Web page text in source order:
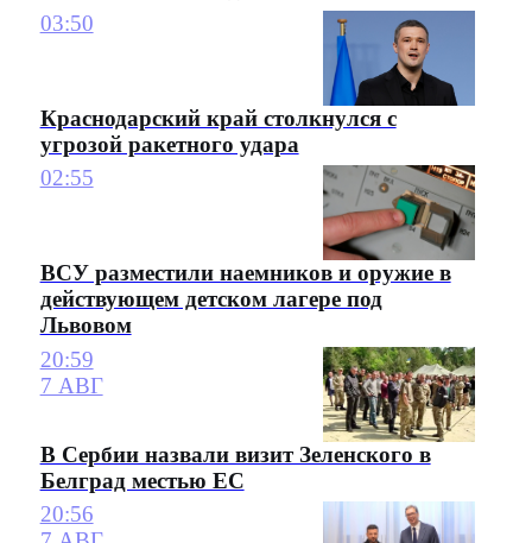
03:50
Краснодарский край столкнулся с
угрозой ракетного удара
02:55
ВСУ разместили наемников и оружие в
действующем детском лагере под
Львовом
20:59
7 АВГ
В Сербии назвали визит Зеленского в
Белград местью ЕС
20:56